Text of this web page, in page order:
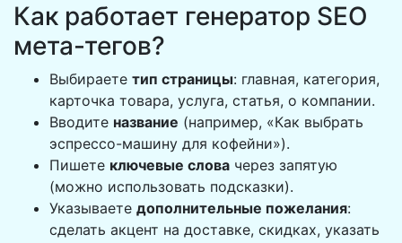
Как работает генератор SEO
мета-тегов?
Выбираете тип страницы: главная, категория,
карточка товара, услуга, статья, о компании.
Вводите название (например, «Как выбрать
эспрессо-машину для кофейни»).
Пишете ключевые слова через запятую
(можно использовать подсказки).
Указываете дополнительные пожелания:
сделать акцент на доставке, скидках, указать